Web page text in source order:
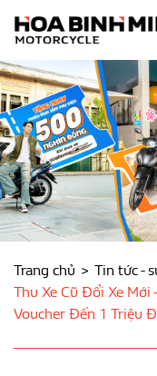
Trang chủ
Tin tức -
Thu Xe Cũ Đổi Xe
Voucher Đến 1 Triệu